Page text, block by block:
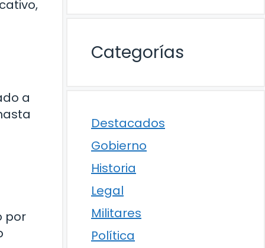
a
por
Categorías
Destacados
Gobierno
Historia
Legal
Militares
Política